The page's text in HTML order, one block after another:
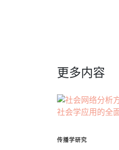
更多内容
传播学研究